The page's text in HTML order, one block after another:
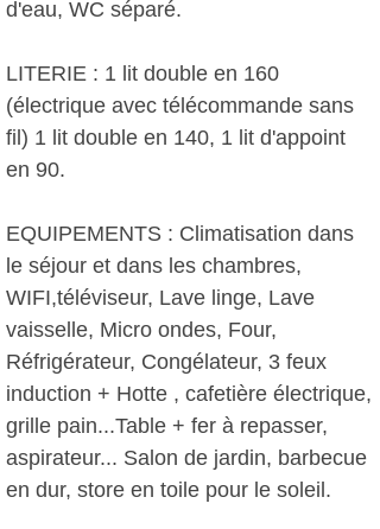
d'eau, WC séparé.
LITERIE : 1 lit double en 160
(électrique avec télécommande sans
fil) 1 lit double en 140, 1 lit d'appoint
en 90.
EQUIPEMENTS : Climatisation dans
le séjour et dans les chambres,
WIFI,téléviseur, Lave linge, Lave
vaisselle, Micro ondes, Four,
Réfrigérateur, Congélateur, 3 feux
induction + Hotte , cafetière électrique,
grille pain...Table + fer à repasser,
aspirateur... Salon de jardin, barbecue
en dur, store en toile pour le soleil.